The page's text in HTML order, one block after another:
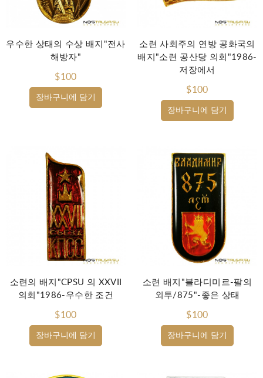
장바구니에 담기
우수한 상태의 수상 배지"전사
해방자"
$100
장바구니에 담기
소련 사회주의 연방 공화국의
배지"소련 공산당 의회"1986-
저장에서
$100
장바구니에 담기
소련의 배지"CPSU 의 XXVII
의회"1986-우수한 조건
$100
장바구니에 담기
소련 배지"블라디미르-팔의
외투/875"-좋은 상태
$100